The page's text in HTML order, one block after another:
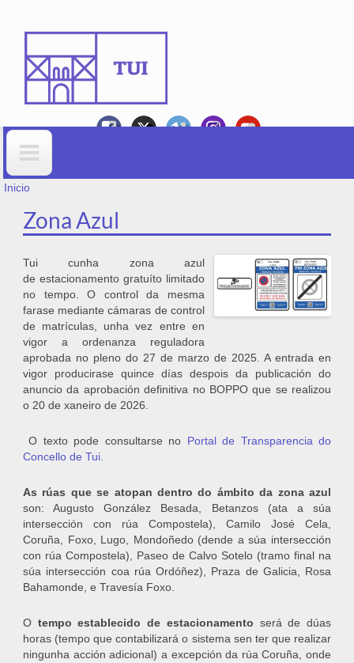
Formulario de busca
VOSTEDE ESTÁ AQUÍ
Inicio
Zona Azul
Tui cunha zona azul
de estacionamento gratuíto limitado
no tempo. O control da mesma
farase mediante cámaras de control
de matrículas, unha vez entre en
vigor a ordenanza reguladora
aprobada no pleno do 27 de marzo de 2025. A entrada en
vigor producirase quince días despois da publicación do
anuncio da aprobación definitiva no BOPPO que se realizou
o 20 de xaneiro de 2026.
O texto pode consultarse no Portal de Transparencia do
Concello de Tui
As rúas que se atopan dentro do ámbito da zona azul
son: Augusto González Besada, Betanzos (ata a súa
intersección con rúa Compostela), Camilo José Cela,
Coruña, Foxo, Lugo, Mondoñedo (dende a súa intersección
con rúa Compostela), Paseo de Calvo Sotelo (tramo final na
súa intersección coa rúa Ordóñez), Praza de Galicia, Rosa
Bahamonde, e Travesía Foxo.
O tempo establecido de estacionamento será de dúas
horas (tempo que contabilizará o sistema sen ter que realizar
ningunha acción adicional) a excepción da rúa Coruña, onde